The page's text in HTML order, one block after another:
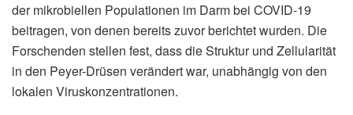
der mikrobiellen Populationen im Darm bei COVID-19
beitragen, von denen bereits zuvor berichtet wurden. Die
Forschenden stellen fest, dass die Struktur und Zellularität
in den Peyer-Drüsen verändert war, unabhängig von den
lokalen Viruskonzentrationen.